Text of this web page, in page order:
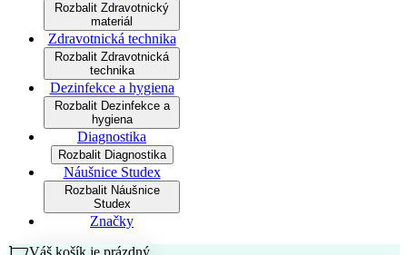
Rozbalit Zdravotnický
materiál
Zdravotnická technika
Rozbalit Zdravotnická
technika
Dezinfekce a hygiena
Rozbalit Dezinfekce a
hygiena
Diagnostika
Rozbalit Diagnostika
Náušnice Studex
Rozbalit Náušnice
Studex
Značky
Váš košík je prázdný